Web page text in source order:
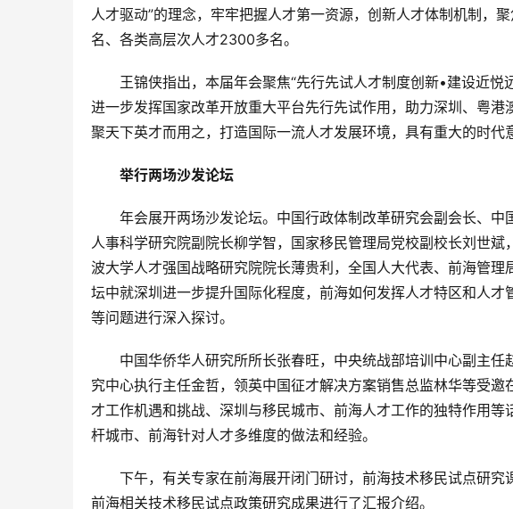
人才驱动”的理念，牢牢把握人才第一资源，创新人才体制机制，
名、各类高层次人才2300多名。
王锦侠指出，本届年会聚焦“先行先试人才制度创新•建设近
进一步发挥国家改革开放重大平台先行先试作用，助力深圳、粤
聚天下英才而用之，打造国际一流人才发展环境，具有重大的时代
举行两场沙发论坛
年会展开两场沙发论坛。中国行政体制改革研究会副会长、
人事科学研究院副院长柳学智，国家移民管理局党校副校长刘世
波大学人才强国战略研究院院长薄贵利，全国人大代表、前海管
坛中就深圳进一步提升国际化程度，前海如何发挥人才特区和人
等问题进行深入探讨。
中国华侨华人研究所所长张春旺，中央统战部培训中心副主
究中心执行主任金哲，领英中国征才解决方案销售总监林华等受
才工作机遇和挑战、深圳与移民城市、前海人才工作的独特作用
杆城市、前海针对人才多维度的做法和经验。
下午，有关专家在前海展开闭门研讨，前海技术移民试点研
前海相关技术移民试点政策研究成果进行了汇报介绍。